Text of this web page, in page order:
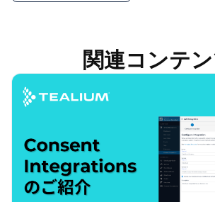
関連コンテ